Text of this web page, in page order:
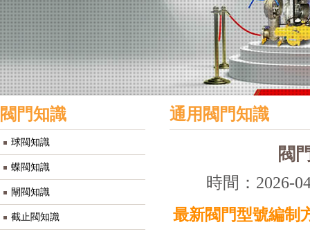
閥門知識
球閥知識
蝶閥知識
閘閥知識
截止閥知識
通用閥門知識
閥
時間：2026-
最新閥門型號編制